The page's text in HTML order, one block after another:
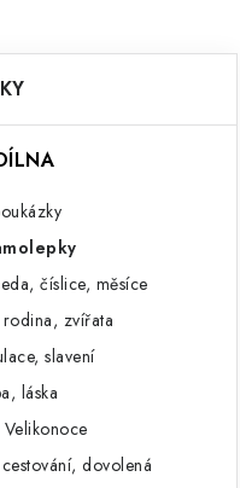
číslice, měsíce
zvířata
slavení
láska
dovolená